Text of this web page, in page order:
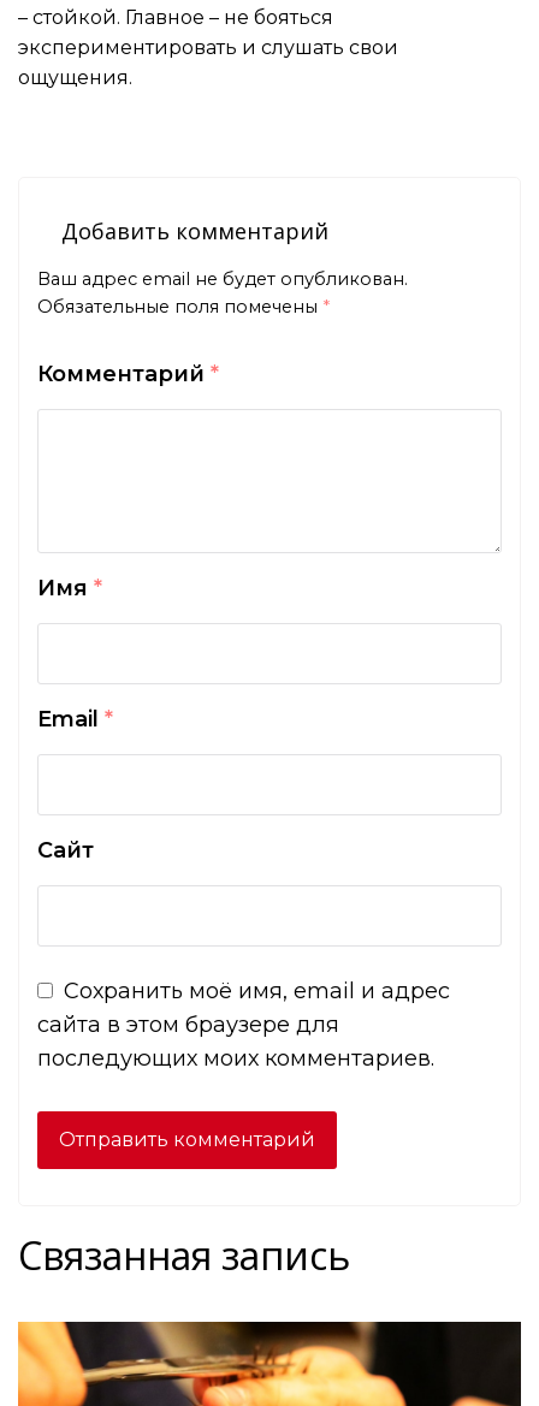
– стойкой. Главное – не бояться
экспериментировать и слушать свои
ощущения.
Добавить комментарий
Ваш адрес email не будет опубликован.
Обязательные поля помечены *
Комментарий *
Имя *
Email *
Сайт
Сохранить моё имя, email и адрес
сайта в этом браузере для
последующих моих комментариев.
Связанная запись